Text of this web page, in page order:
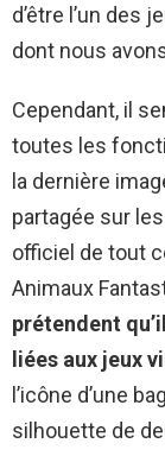
d’être l’un des
dont nous
Cependant, il
toutes les
la dernière
partagée sur
officiel de tout
Animaux
prétendent
liées aux jeux
l’icône d’une
silhouette de